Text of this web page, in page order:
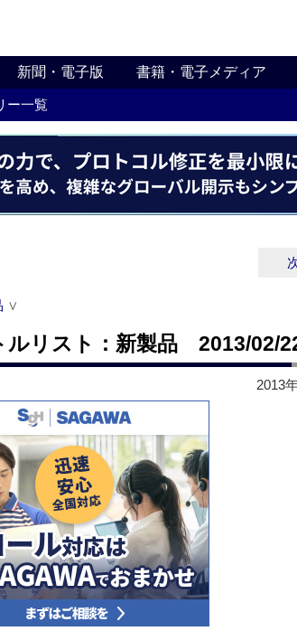
新聞・電子版 書籍・電子メディア
ー一覧
∨
ルリスト：新製品 2013/02/
2013